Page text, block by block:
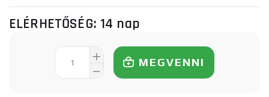
ELÉRHETŐSÉG: 14 nap
MEGVENNI